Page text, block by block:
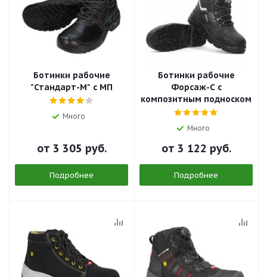
Ботинки рабочие
"Стандарт-М" с МП
Много
от 3 305 руб.
Подробнее
Ботинки рабочие
Форсаж-С с
композитным подноском
Много
от 3 122 руб.
Подробнее